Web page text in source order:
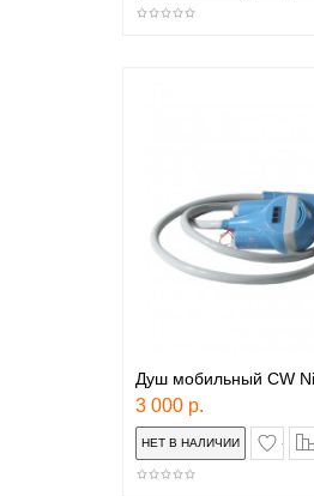
Душ мобильный CW
3 000 р.
в